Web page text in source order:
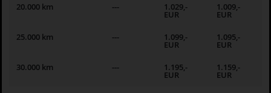
20.000 km --- 1.029,-
EUR
1.009,-
EUR
25.000 km --- 1.099,-
EUR
1.095,-
EUR
30.000 km --- 1.195,-
EUR
1.159,-
EUR